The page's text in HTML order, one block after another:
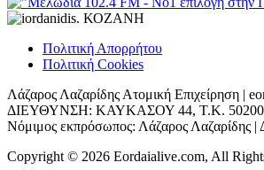
Πολιτική Απορρήτου
Πολιτική Cookies
Λάζαρος Λαζαρίδης Ατομική
ΔΙΕΥΘΥΝΣΗ: ΚΑΥΚΑΣΟΥ 44, Τ.Κ. 50200,
Νόμιμος εκπρόσωπος: Λάζαρος Λαζαρίδης |
Copyright © 2026 Eordaialive.com, All